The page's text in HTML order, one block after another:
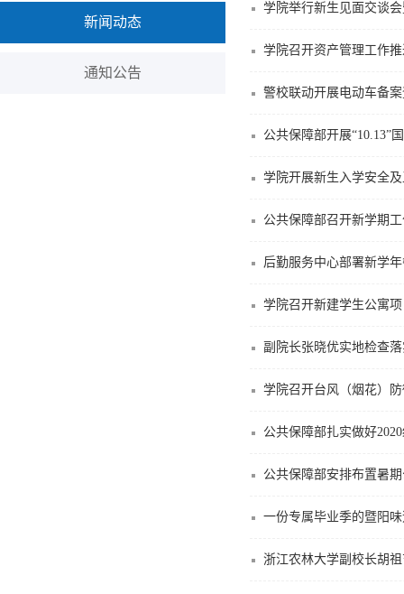
新闻动态
通知公告
学院举行新生见面交谈
学院召开资产管理工作
警校联动开展电动车备
公共保障部开展“10.13”
学院开展新生入学安全
公共保障部召开新学期
后勤服务中心部署新学
学院召开新建学生公寓
副院长张晓优实地检查
学院召开台风（烟花）
公共保障部扎实做好
公共保障部安排布置暑
一份专属毕业季的暨阳
浙江农林大学副校长胡